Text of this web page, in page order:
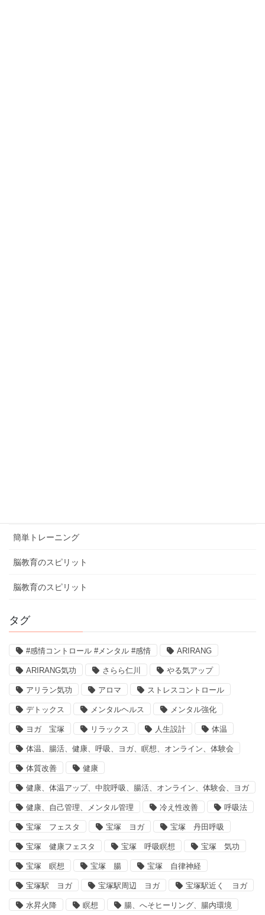
簡単トレーニング
脳教育のスピリット
脳教育のスピリット
タグ
#感情コントロール #メンタル #感情 ARIRANG
ARIRANG気功 さらら仁川 やる気アップ
アリラン気功 アロマ ストレスコントロール
デトックス メンタルヘルス メンタル強化
ヨガ 宝塚 リラックス 人生設計 体温
体温、腸活、健康、呼吸、ヨガ、瞑想、オンライン、体験会
体質改善 健康
健康、体温アップ、中脘呼吸、腸活、オンライン、体験会、ヨガ
健康、自己管理、メンタル管理 冷え性改善 呼吸法
宝塚 フェスタ 宝塚 ヨガ 宝塚 丹田呼吸
宝塚 健康フェスタ 宝塚 呼吸瞑想 宝塚 気功
宝塚 瞑想 宝塚 腸 宝塚 自律神経
宝塚駅 ヨガ 宝塚駅周辺 ヨガ 宝塚駅近く ヨガ
水昇火降 瞑想 腸、へそヒーリング、腸内環境